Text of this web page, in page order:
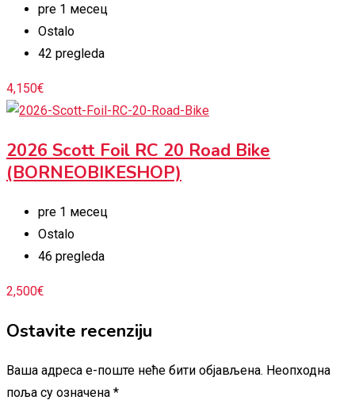
pre 1 месец
Ostalo
42 pregleda
4,150€
2026 Scott Foil RC 20 Road Bike
(BORNEOBIKESHOP)
pre 1 месец
Ostalo
46 pregleda
2,500€
Ostavite recenziju
Ваша адреса е-поште неће бити објављена. Неопходна
поља су означена *